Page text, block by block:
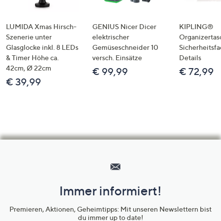
LUMIDA Xmas Hirsch-
Szenerie unter
Glasglocke inkl. 8 LEDs
& Timer Höhe ca.
42cm, Ø 22cm
€ 39,99
GENIUS Nicer Dicer
elektrischer
Gemüseschneider 10
versch. Einsätze
€ 99,99
KIPLING®
Details
€ 72,99
Unternehmensinformationen
Immer informiert!
Premieren, Aktionen, Geheimtipps: Mit unseren Newslettern bist
du immer up to date!